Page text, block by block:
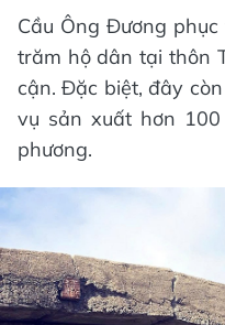
Cầu Ông Đương
trăm hộ dân tại thôn
cận. Đặc biệt, đây
vụ sản xuất hơn
phương.